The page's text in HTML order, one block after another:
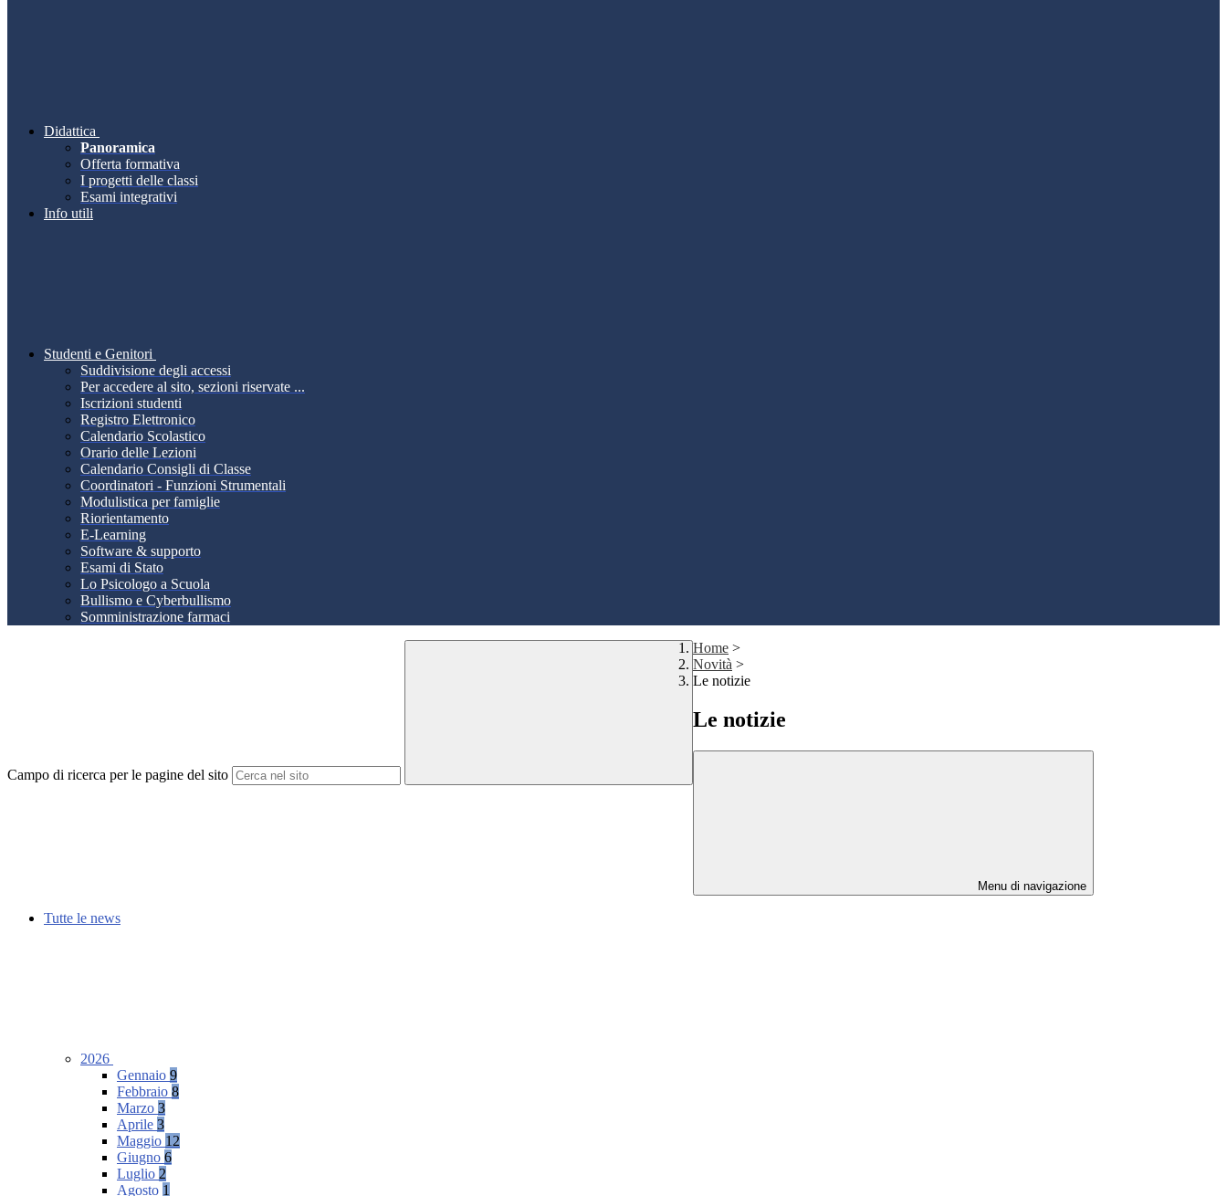
Didattica
Panoramica
Offerta formativa
I progetti delle classi
Esami integrativi
Info utili
Studenti e Genitori
Suddivisione degli accessi
Per accedere al sito, sezioni riservate ...
Iscrizioni studenti
Registro Elettronico
Calendario Scolastico
Orario delle Lezioni
Calendario Consigli di Classe
Coordinatori - Funzioni Strumentali
Modulistica per famiglie
Riorientamento
E-Learning
Software & supporto
Esami di Stato
Lo Psicologo a Scuola
Bullismo e Cyberbullismo
Somministrazione farmaci
Campo di ricerca per le pagine del sito
Home >
Novità >
Le notizie
Le notizie
Menu di navigazione
Tutte le news
2026
Gennaio 9
Febbraio 8
Marzo 3
Aprile 3
Maggio 12
Giugno 6
Luglio 2
Agosto 1